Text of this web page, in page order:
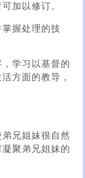
加以修订。
握处理的技
学习以基督的
方面的教导，
兄姐妹很自然
聚弟兄姐妹的